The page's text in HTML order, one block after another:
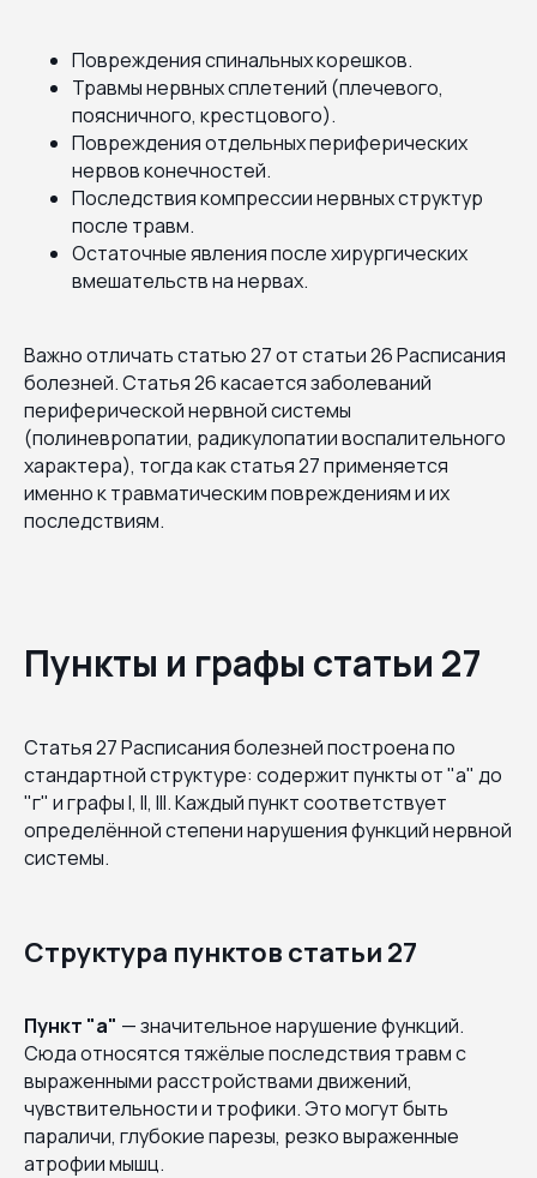
Повреждения спинальных корешков.
Травмы нервных сплетений (плечевого,
поясничного, крестцового).
Повреждения отдельных периферических
нервов конечностей.
Последствия компрессии нервных структур
после травм.
Остаточные явления после хирургических
вмешательств на нервах.
Важно отличать статью 27 от статьи 26 Расписания
болезней. Статья 26 касается заболеваний
периферической нервной системы
(полиневропатии, радикулопатии воспалительного
характера), тогда как статья 27 применяется
именно к травматическим повреждениям и их
последствиям.
Пункты и графы статьи 27
Статья 27 Расписания болезней построена по
стандартной структуре: содержит пункты от "а" до
"г" и графы I, II, III. Каждый пункт соответствует
определённой степени нарушения функций нервной
системы.
Структура пунктов статьи 27
Пункт "а" — значительное нарушение функций.
Сюда относятся тяжёлые последствия травм с
выраженными расстройствами движений,
чувствительности и трофики. Это могут быть
параличи, глубокие парезы, резко выраженные
атрофии мышц.